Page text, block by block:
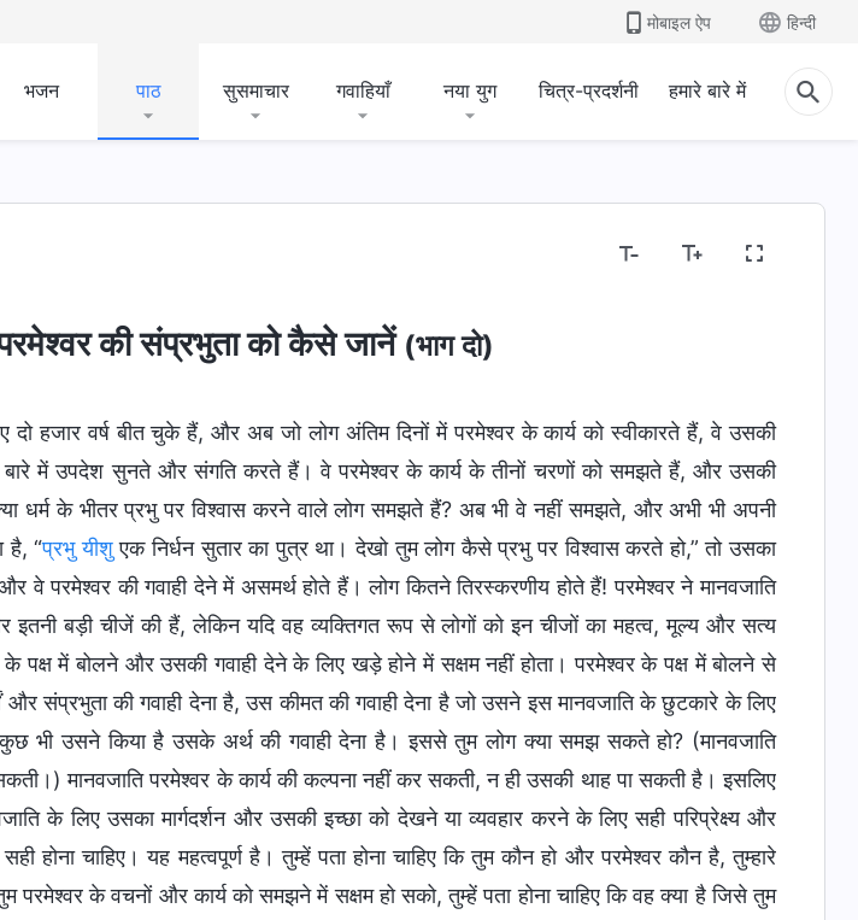
मोबाइल ऐप हिन्दी
भजन पाठ सुसमाचार गवाहियाँ नया युग चित्र-प्रदर्शनी हमारे बारे में
की संप्रभुता को कैसे जानें (भाग दो)
दो हजार वर्ष बीत चुके हैं, और अब जो लोग अंतिम दिनों में परमेश्वर के कार्य को स्वीकारते हैं, वे उसकी
में उपदेश सुनते और संगति करते हैं। वे परमेश्वर के कार्य के तीनों चरणों को समझते हैं, और उसकी
धर्म के भीतर प्रभु पर विश्वास करने वाले लोग समझते हैं? अब भी वे नहीं समझते, और अभी भी अपनी
है, “प्रभु यीशुएक निर्धन सुतार का पुत्र था। देखो तुम लोग कैसे प्रभु पर विश्वास करते हो,” तो उसका
वे परमेश्वर की गवाही देने में असमर्थ होते हैं। लोग कितने तिरस्करणीय होते हैं! परमेश्वर ने मानवजाति
बड़ी चीजें की हैं, लेकिन यदि वह व्यक्तिगत रूप से लोगों को इन चीजों का महत्व, मूल्य और सत्य
के पक्ष में बोलने और उसकी गवाही देने के लिए खड़े होने में सक्षम नहीं होता। परमेश्वर के पक्ष में बोलने से
और संप्रभुता की गवाही देना है, उस कीमत की गवाही देना है जो उसने इस मानवजाति के छुटकारे के लिए
भी उसने किया है उसके अर्थ की गवाही देना है। इससे तुम लोग क्या समझ सकते हो? (मानवजाति
मानवजाति परमेश्वर के कार्य की कल्पना नहीं कर सकती, न ही उसकी थाह पा सकती है। इसलिए
के लिए उसका मार्गदर्शन और उसकी इच्छा को देखने या व्यवहार करने के लिए सही परिप्रेक्ष्य और
होना चाहिए। यह महत्वपूर्ण है। तुम्हें पता होना चाहिए कि तुम कौन हो और परमेश्वर कौन है, तुम्हारे
परमेश्वर के वचनों और कार्य को समझने में सक्षम हो सको, तुम्हें पता होना चाहिए कि वह क्या है जिसे तुम